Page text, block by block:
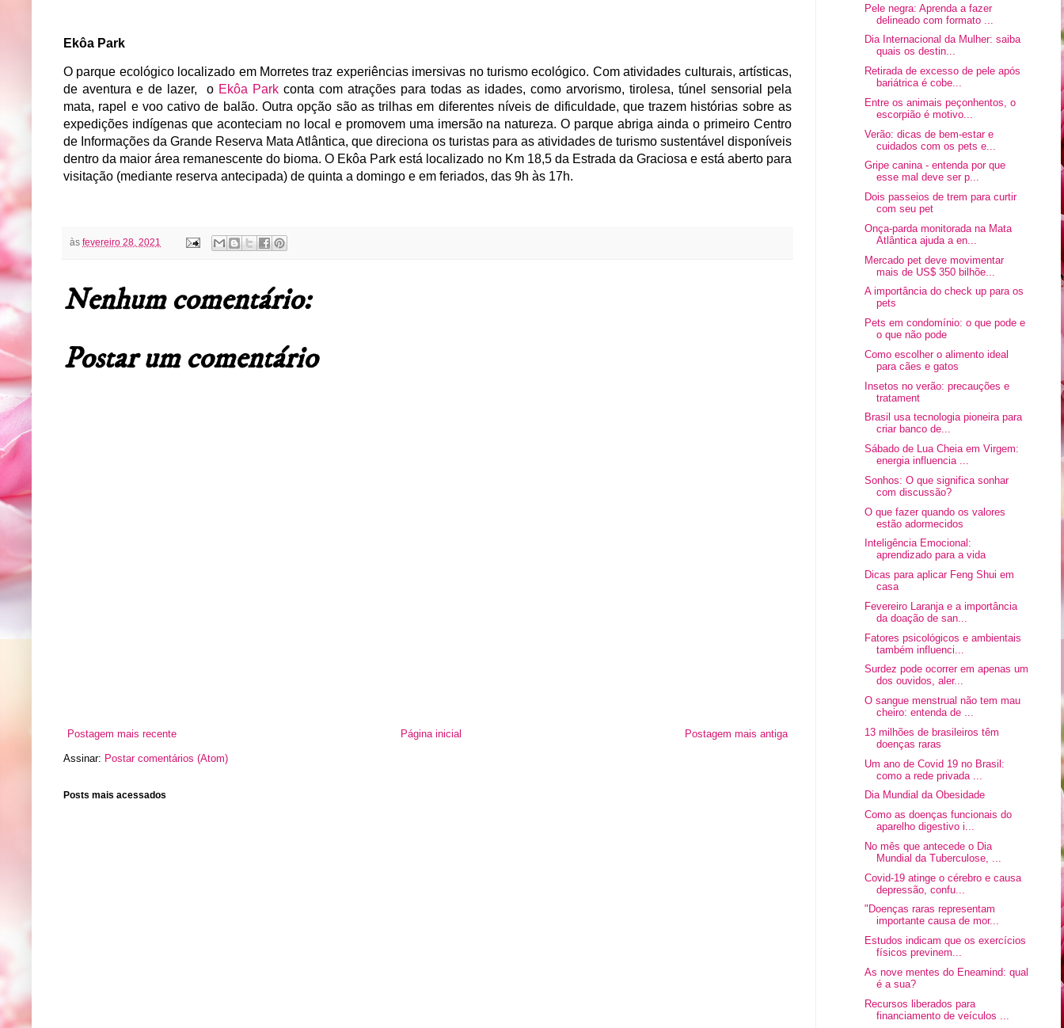
Ekôa Park
O parque ecológico localizado em Morretes traz experiências imersivas no turismo ecológico. Com atividades culturais, artísticas,
de aventura e de lazer, o Ekôa Park conta com atrações para todas as idades, como arvorismo, tirolesa, túnel sensorial pela
mata, rapel e voo cativo de balão. Outra opção são as trilhas em diferentes níveis de dificuldade, que trazem histórias sobre as
expedições indígenas que aconteciam no local e promovem uma imersão na natureza. O parque abriga ainda o primeiro Centro
de Informações da Grande Reserva Mata Atlântica, que direciona os turistas para as atividades de turismo sustentável disponíveis
dentro da maior área remanescente do bioma. O Ekôa Park está localizado no Km 18,5 da Estrada da Graciosa e está aberto para
visitação (mediante reserva antecipada) de quinta a domingo e em feriados, das 9h às 17h.
às fevereiro 28, 2021
Nenhum comentário:
Postar um comentário
Postagem mais recente Postagem mais antiga
Página inicial
Assinar: Postar comentários (Atom)
Posts mais acessados
Pele negra: Aprenda a fazer
delineado com formato ...
Dia Internacional da Mulher: saiba
quais os destin...
Retirada de excesso de pele após
bariátrica é cobe...
Entre os animais peçonhentos, o
escorpião é motivo...
Verão: dicas de bem-estar e
cuidados com os pets e...
Gripe canina - entenda por que
esse mal deve ser p...
Dois passeios de trem para curtir
com seu pet
Onça-parda monitorada na Mata
Atlântica ajuda a en...
Mercado pet deve movimentar
mais de US$ 350 bilhõe...
A importância do check up para os
pets
Pets em condomínio: o que pode e
o que não pode
Como escolher o alimento ideal
para cães e gatos
Insetos no verão: precauções e
tratament
Brasil usa tecnologia pioneira para
criar banco de...
Sábado de Lua Cheia em Virgem:
energia influencia ...
Sonhos: O que significa sonhar
com discussão?
O que fazer quando os valores
estão adormecidos
Inteligência Emocional:
aprendizado para a vida
Dicas para aplicar Feng Shui em
casa
Fevereiro Laranja e a importância
da doação de san...
Fatores psicológicos e ambientais
também influenci...
Surdez pode ocorrer em apenas um
dos ouvidos, aler...
O sangue menstrual não tem mau
cheiro: entenda de ...
13 milhões de brasileiros têm
doenças raras
Um ano de Covid 19 no Brasil:
como a rede privada ...
Dia Mundial da Obesidade
Como as doenças funcionais do
aparelho digestivo i...
No mês que antecede o Dia
Mundial da Tuberculose, ...
Covid-19 atinge o cérebro e causa
depressão, confu...
"Doenças raras representam
importante causa de mor...
Estudos indicam que os exercícios
físicos previnem...
As nove mentes do Eneamind: qual
é a sua?
Recursos liberados para
financiamento de veículos ...